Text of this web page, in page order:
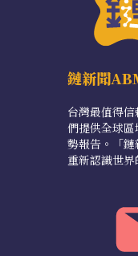
鏈新聞
台灣最值得
們提供全球
勢報告。「
重新認識世界